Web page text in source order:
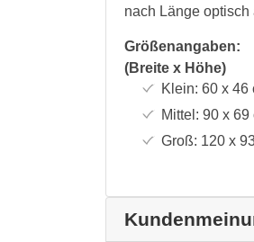
nach Länge optisch
Größenangaben:
(Breite x Höhe)
Klein: 60 x 46
Mittel: 90 x 69
Groß: 120 x